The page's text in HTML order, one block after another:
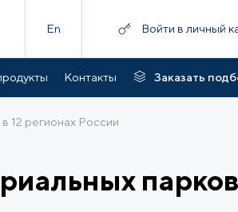
En Войти в личный
Контакты Заказать
12 регионах России